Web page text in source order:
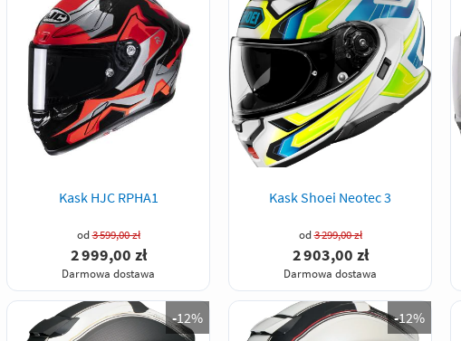
Kask HJC RPHA1
od3 599,00 zł
2 999,00 zł
Darmowa dostawa
Kask Shoei Neotec 3
od3 299,00 zł
2 903,00 zł
Darmowa dostawa
-12% -12%